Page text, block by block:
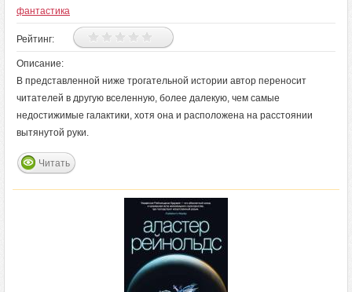
фантастика
Рейтинг:
Описание:
В представленной ниже трогательной истории автор переносит
читателей в другую вселенную, более далекую, чем самые
недостижимые галактики, хотя она и расположена на расстоянии
вытянутой руки.
Читать